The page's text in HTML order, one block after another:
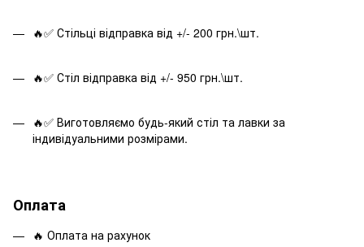
🔥✅ Стільці відправка від +/- 200 грн.\шт.
🔥✅ Стіл відправка від +/- 950 грн.\шт.
🔥✅ Виготовляємо будь-який стіл та лавки за
індивідуальними розмірами.
Оплата
🔥 Оплата на рахунок